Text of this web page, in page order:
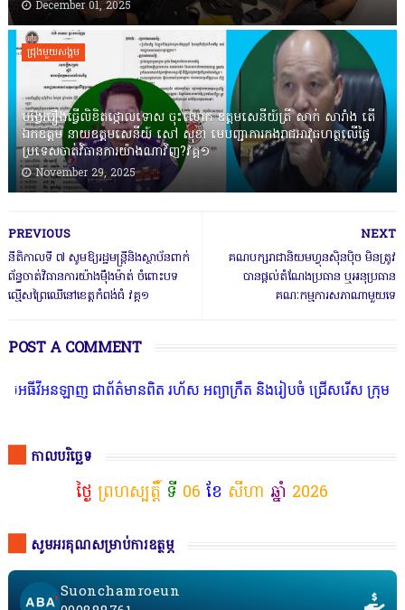
December 01, 2025
ជ្រុងមួយសង្គម
បង្វែររឿងធ្វើលិខិតថ្កោលទោស ចុះលោក ឧត្តមសេនីយ៍ត្រី សាក់ សារាំង តើ
ឯកឧត្តម នាយឧត្តមសេនីយ៍ សៅ សុខា មេបញ្ជាការកងរាជអាវុធហត្ថលើផ្ទៃ
ប្រទេសចាត់វិធានការយ៉ាងណាវិញ?វគ្គ១
November 29, 2025
NEXT
គណបក្ស​រាជានិយម​ហ្វុនស៊ិនប៉ិច មិនត្រូវ​
បាន​ផ្តល់​តំណែង​ប្រធាន ​ឬ​អនុប្រធាន​
គណៈកម្មការ​សភា​ណា​មួយ​ទេ
PREVIOUS
នីតិកាលទី ៧ សូមឱ្យរដ្ឋមន្ត្រីនិងស្ថាប័នពាក់
ព័ន្ធចាត់វិធានការយ៉ាងម៉ឺងម៉ាត់ ចំពោះបទ
ល្មើសព្រៃឈើនៅខេត្តកំពង់ធំ វគ្គ១
POST A COMMENT
ញ ជាព័ត៌មានពិត រហ័ស អព្យាក្រឹត និងរៀបចំ ជ្រើសរើស ក្រុមការងារ នៅ
កាលបរិច្ឆេទ
ថ្ងៃ ព្រហស្បត្តិ៍ ទី 06 ខែ សីហា ឆ្នាំ 2026
សូមអរគុណសម្រាប់ការឧត្ថម្ភ
Suonchamroeun